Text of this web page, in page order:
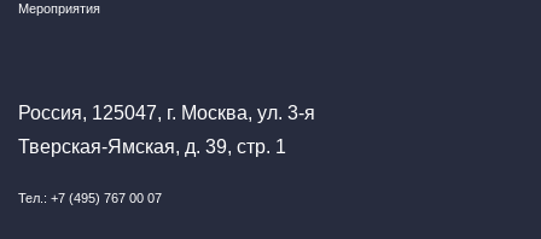
Мероприятия
Россия, 125047, г. Москва, ул. 3-я
Тверская-Ямская, д. 39, стр. 1
Тел.: +7 (495) 767 00 07